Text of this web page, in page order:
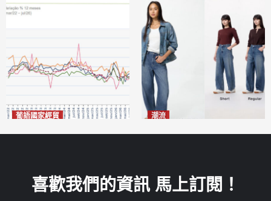
葡語國家經貿 潮流
喜歡我們的資訊 馬上訂閱！